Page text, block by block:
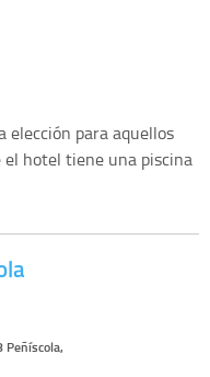
elección para aquellos
hotel tiene una piscina
Peñíscola,